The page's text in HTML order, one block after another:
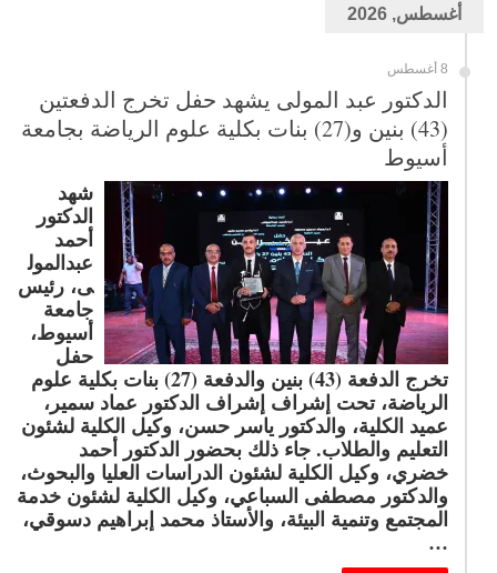
أغسطس, 2026
8 أغسطس
الدكتور عبد المولى يشهد حفل تخرج الدفعتين
(43) بنين و(27) بنات بكلية علوم الرياضة بجامعة
أسيوط
شهد
الدكتور
أحمد
عبدالمول
ى، رئيس
جامعة
أسيوط،
حفل
تخرج الدفعة (43) بنين والدفعة (27) بنات بكلية علوم
الرياضة، تحت إشراف إشراف الدكتور عماد سمير،
عميد الكلية، والدكتور ياسر حسن، وكيل الكلية لشئون
التعليم والطلاب. جاء ذلك بحضور الدكتور أحمد
خضري، وكيل الكلية لشئون الدراسات العليا والبحوث،
والدكتور مصطفى السباعي، وكيل الكلية لشئون خدمة
المجتمع وتنمية البيئة، والأستاذ محمد إبراهيم دسوقي،
…